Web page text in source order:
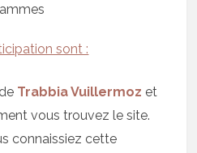
sont :
Trabbia Vuillermoz et
vous trouvez le site.
connaissiez cette